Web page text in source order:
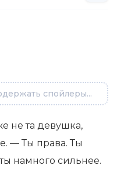
спойлеры...
не та девушка,
— Ты права. Ты
намного сильнее.